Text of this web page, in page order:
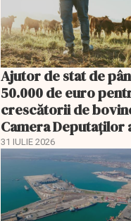
Ajutor de stat de
50.000 de euro
crescătorii de
Camera Deputaților
aprobat schema
31 IULIE 2026